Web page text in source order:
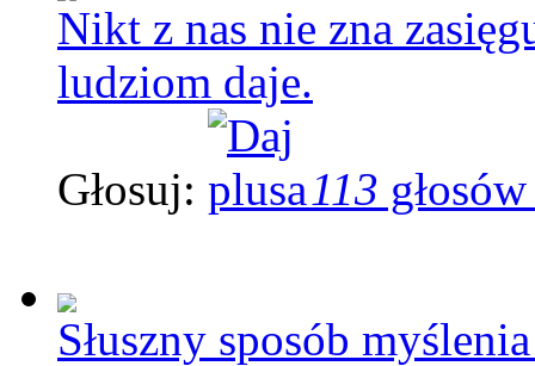
Nikt z nas nie zna
ludziom daje.
Głosuj: 113
Słuszny sposób